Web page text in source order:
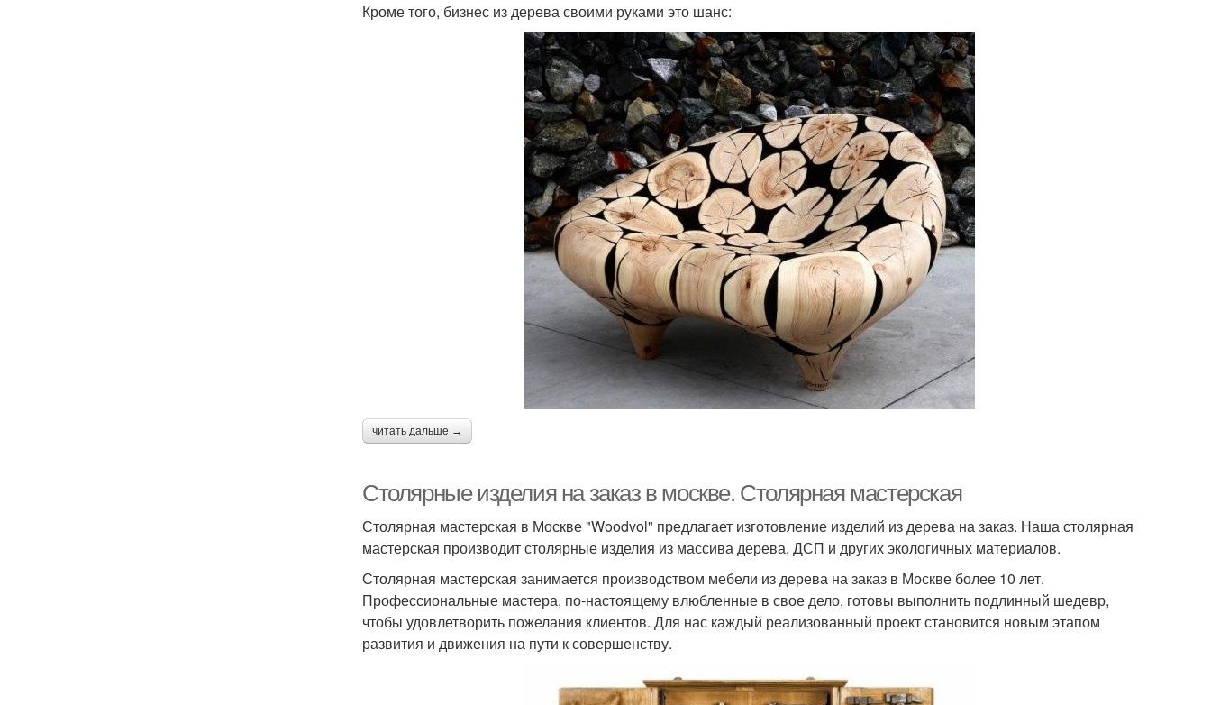
Кроме того, бизнес из дерева своими руками это шанс:
читать дальше →
Столярные изделия на заказ в москве. Столярная мастерская
Столярная мастерская в Москве "Woodvol" предлагает изготовление изделий из дерева на заказ. Наша столярная
мастерская производит столярные изделия из массива дерева, ДСП и других экологичных материалов.
Столярная мастерская занимается производством мебели из дерева на заказ в Москве более 10 лет.
Профессиональные мастера, по-настоящему влюбленные в свое дело, готовы выполнить подлинный шедевр,
чтобы удовлетворить пожелания клиентов. Для нас каждый реализованный проект становится новым этапом
развития и движения на пути к совершенству.